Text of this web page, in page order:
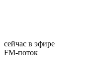
сейчас в эфире
FM-поток